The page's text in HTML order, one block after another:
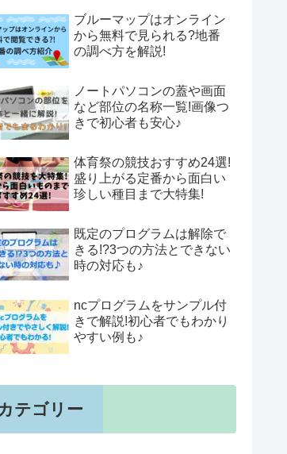
ブルーマップはオンライン
から無料で見られる?地番
の調べ方を解説!
ノートパソコンの蓋や画面
など部位の名称一覧!画像つ
きで初心者も安心♪
体育祭の競技おすすめ24選!
盛り上がる定番から面白い
珍しい種目まで大特集!
既定のプログラムは解除で
きる!?3つの方法とできない
時の対応も♪
ncプログラムをサンプル付
きで解説!初心者でもわかり
やすい例も♪
テゴリー